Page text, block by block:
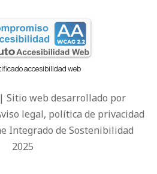
accesibilidad web
Sitio web desarrollado por
legal, política de privacidad
Integrado de Sostenibilidad
2025